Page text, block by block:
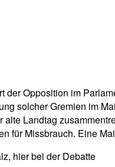
der Opposition im
solcher Gremien im
Landtag
für Missbrauch. Eine